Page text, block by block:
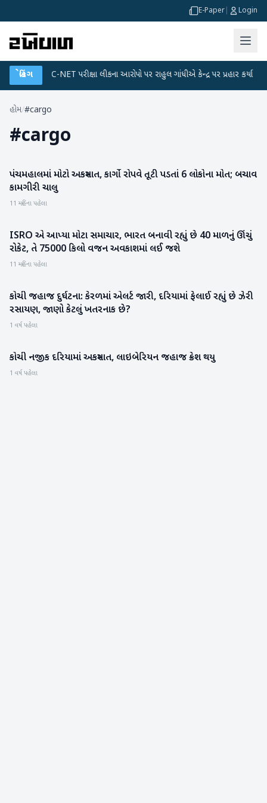
E-Paper Login
બ્રેકિંગ
● UGC-NET પરીક્ષા લીકના આરોપો પર રાહુલ ગાંધીએ કેન્દ્ર પર પ્રહાર કર્યા ●
હોમ/#cargo
#cargo
ગુજરાત
પંચમહાલમાં મોટો અકસ્માત, કાર્ગો રોપવે તૂટી પડતાં 6 લોકોના મોત; બચાવ
કામગીરી ચાલુ
11 મહિના પહેલા
રાષ્ટ્રીય
ISRO એ આપ્યા મોટા સમાચાર, ભારત બનાવી રહ્યું છે 40 માળનું ઊંચું
રોકેટ, તે 75000 કિલો વજન અવકાશમાં લઈ જશે
11 મહિના પહેલા
રાષ્ટ્રીય
કોચી જહાજ દુર્ઘટના: કેરળમાં એલર્ટ જારી, દરિયામાં ફેલાઈ રહ્યું છે ઝેરી
રસાયણ, જાણો કેટલું ખતરનાક છે?
1 વર્ષ પહેલા
આંતરરાષ્ટ્રીય
કોચી નજીક દરિયામાં અકસ્માત, લાઇબેરિયન જહાજ ક્રેશ થયુ
1 વર્ષ પહેલા